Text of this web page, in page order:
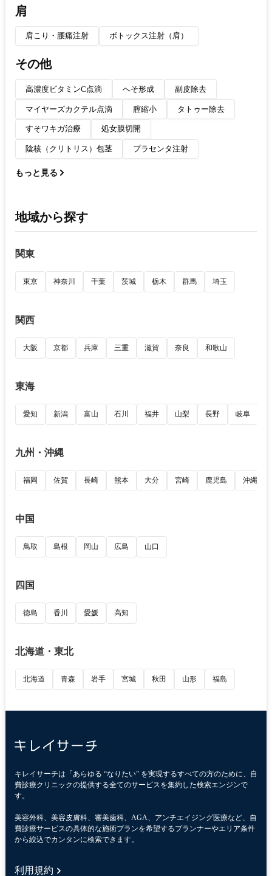
肩
肩こり・腰痛注射 ボトックス注射（肩）
その他
高濃度ビタミンC点滴 へそ形成 副皮除去
マイヤーズカクテル点滴 膣縮小 タトゥー除去
すそワキガ治療 処女膜切開
陰核（クリトリス）包茎 プラセンタ注射
もっと見る
地域から探す
関東
東京 神奈川 千葉 茨城 栃木 群馬 埼玉
関西
大阪 京都 兵庫 三重 滋賀 奈良 和歌山
東海
愛知 新潟 富山 石川 福井 山梨 長野 岐阜
九州・沖縄
福岡 佐賀 長崎 熊本 大分 宮崎 鹿児島 沖縄
中国
鳥取 島根 岡山 広島 山口
四国
徳島 香川 愛媛 高知
北海道・東北
北海道 青森 岩手 宮城 秋田 山形 福島
キレイサーチは「あらゆる “なりたい” を実現するすべての方のために、自
費診療クリニックの提供する全てのサービスを集約した検索エンジンで
す。
美容外科、美容皮膚科、審美歯科、AGA、アンチエイジング医療など、自
費診療サービスの具体的な施術プランを希望するプランナーやエリア条件
から絞込でカンタンに検索できます。
利用規約